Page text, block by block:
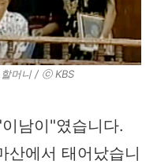
머니 / ⓒ KBS
남이"였습니다.
산에서 태어났습니